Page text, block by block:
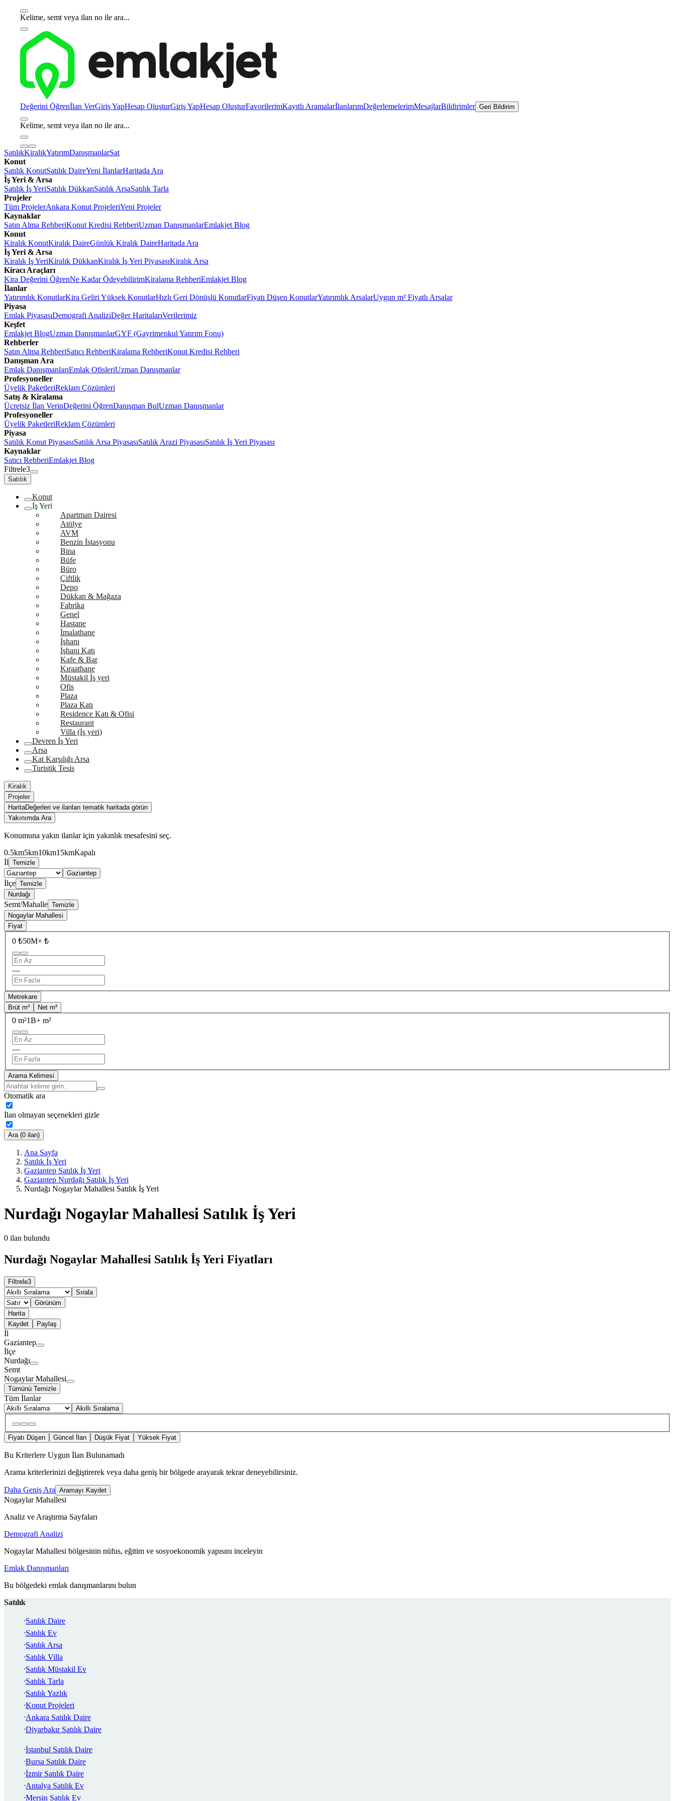
Kelime, semt veya ilan no ile ara...
Değerini Öğrenİlan VerGiriş YapHesap OluşturGiriş YapHesap OluşturFavorilerimKayıtlı AramalarİlanlarımDeğerlemelerimMesajlarBildirimler Geri Bildirim
Kelime, semt veya ilan no ile ara...
SatılıkKiralıkYatırımDanışmanlarSat
Konut
Satılık KonutSatılık DaireYeni İlanlarHaritada Ara
İş Yeri & Arsa
Satılık İş YeriSatılık DükkanSatılık ArsaSatılık Tarla
Projeler
Tüm ProjelerAnkara Konut ProjeleriYeni Projeler
Kaynaklar
Satın Alma RehberiKonut Kredisi RehberiUzman DanışmanlarEmlakjet Blog
Konut
Kiralık KonutKiralık DaireGünlük Kiralık DaireHaritada Ara
İş Yeri & Arsa
Kiralık İş YeriKiralık DükkanKiralık İş Yeri PiyasasıKiralık Arsa
Kiracı Araçları
Kira Değerini ÖğrenNe Kadar ÖdeyebilirimKiralama RehberiEmlakjet Blog
İlanlar
Yatırımlık KonutlarKira Geliri Yüksek KonutlarHızlı Geri Dönüşlü KonutlarFiyatı Düşen KonutlarYatırımlık ArsalarUygun m² Fiyatlı Arsalar
Piyasa
Emlak PiyasasıDemografi AnaliziDeğer HaritalarıVerilerimiz
Keşfet
Emlakjet BlogUzman DanışmanlarGYF (Gayrimenkul Yatırım Fonu)
Rehberler
Satın Alma RehberiSatıcı RehberiKiralama RehberiKonut Kredisi Rehberi
Danışman Ara
Emlak DanışmanlarıEmlak OfisleriUzman Danışmanlar
Profesyoneller
Üyelik PaketleriReklam Çözümleri
Satış & Kiralama
Ücretsiz İlan VerinDeğerini ÖğrenDanışman BulUzman Danışmanlar
Profesyoneller
Üyelik PaketleriReklam Çözümleri
Piyasa
Satılık Konut PiyasasıSatılık Arsa PiyasasıSatılık Arazi PiyasasıSatılık İş Yeri Piyasası
Kaynaklar
Satıcı RehberiEmlakjet Blog
Filtrele3
Satılık
Konut
İş Yeri
Apartman Dairesi
Atölye
AVM
Benzin İstasyonu
Bina
Büfe
Büro
Çiftlik
Depo
Dükkan & Mağaza
Fabrika
Genel
Hastane
İmalathane
İşhanı
İşhanı Katı
Kafe & Bar
Kıraathane
Müstakil İş yeri
Ofis
Plaza
Plaza Katı
Residence Katı & Ofisi
Restaurant
Villa (İş yeri)
Devren İş Yeri
Arsa
Kat Karşılığı Arsa
Turistik Tesis
Kiralık
Projeler
HaritaDeğerleri ve ilanları tematik haritada görün
Yakınımda Ara
Konumuna yakın ilanlar için yakınlık mesafesini seç.
0.5km5km10km15kmKapalı
İl Temizle
Gaziantep
İlçe Temizle
Nurdağı
Semt/Mahalle Temizle
Nogaylar Mahallesi
Fiyat
0 ₺50M+ ₺
—
Metrekare
Brüt m²
Net m²
0 m²1B+ m²
—
Arama Kelimesi
Otomatik ara
İlan olmayan seçenekleri gizle
Ara (0 ilan)
Ana Sayfa
Satılık İş Yeri
Gaziantep Satılık İş Yeri
Gaziantep Nurdağı Satılık İş Yeri
Nurdağı Nogaylar Mahallesi Satılık İş Yeri
Nurdağı Nogaylar Mahallesi Satılık İş Yeri
0 ilan bulundu
Nurdağı Nogaylar Mahallesi Satılık İş Yeri Fiyatları
Filtrele3
Sırala
Görünüm
Harita
Kaydet
Paylaş
İl
Gaziantep
İlçe
Nurdağı
Semt
Nogaylar Mahallesi
Tümünü Temizle
Tüm İlanlar
Akıllı Sıralama
Fiyatı Düşen Güncel İlan Düşük Fiyat Yüksek Fiyat
Bu Kriterlere Uygun İlan Bulunamadı
Arama kriterlerinizi değiştirerek veya daha geniş bir bölgede arayarak tekrar deneyebilirsiniz.
Daha Geniş Ara Aramayı Kaydet
Nogaylar Mahallesi
Analiz ve Araştırma Sayfaları
Demografi Analizi
Nogaylar Mahallesi bölgesinin nüfus, eğitim ve sosyoekonomik yapısını inceleyin
Emlak Danışmanları
Bu bölgedeki emlak danışmanlarını bulun
Satılık
Satılık Daire
Satılık Ev
Satılık Arsa
Satılık Villa
Satılık Müstakil Ev
Satılık Tarla
Satılık Yazlık
Konut Projeleri
Ankara Satılık Daire
Diyarbakır Satılık Daire
İstanbul Satılık Daire
Bursa Satılık Daire
İzmir Satılık Daire
Antalya Satılık Ev
Mersin Satılık Ev